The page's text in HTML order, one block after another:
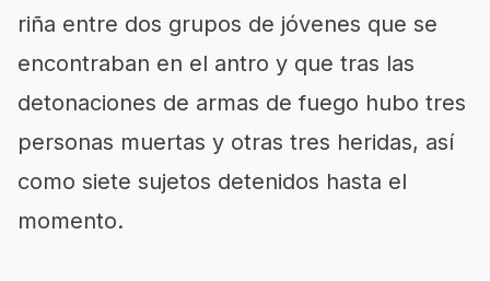
riña entre dos grupos de jóvenes que se
encontraban en el antro y que tras las
detonaciones de armas de fuego hubo tres
personas muertas y otras tres heridas, así
como siete sujetos detenidos hasta el
momento.